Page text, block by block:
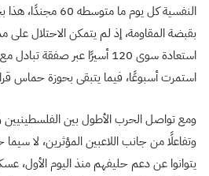
النفسية كل يوم ما
استعادة سوى 120 أسيرًا عبر
استمرت أسبوعًا، فيما يتبقى بحوزة حماس قرابة 140
ومع تواصل الحرب الأطول بين الفلسطينيين
وتفاعلًا من جانب اللاعبين المؤثرين، لا سيما
يتوانوا عن دعم حليفهم منذ اليوم الأول،